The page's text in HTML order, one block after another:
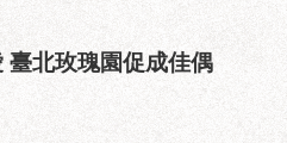
臺北玫瑰園促成佳偶